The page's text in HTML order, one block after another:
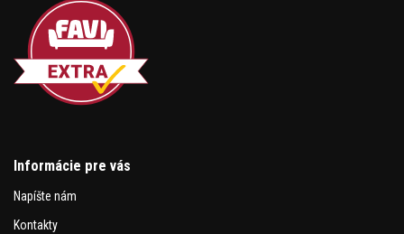
Informácie pre vás
Napíšte nám
Kontakty